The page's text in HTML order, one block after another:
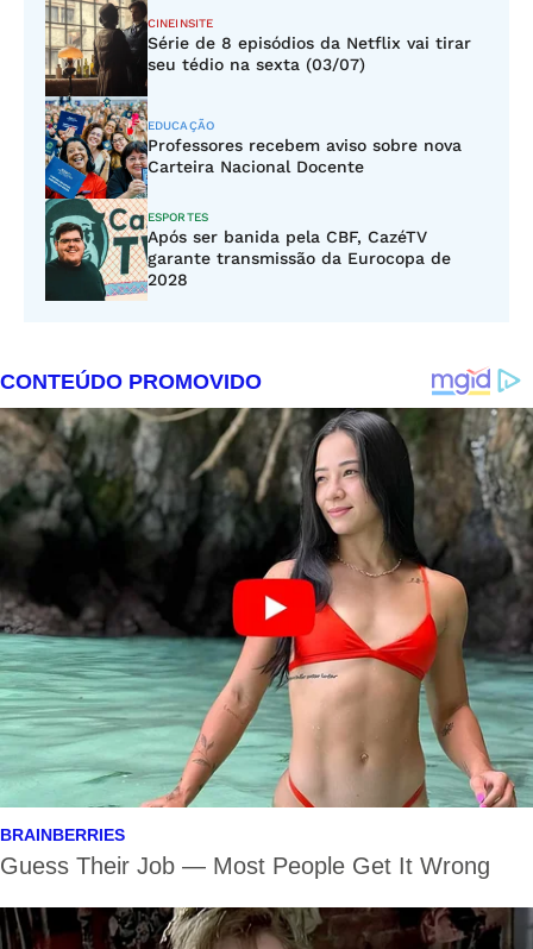
CINEINSITE
Série de 8 episódios da Netflix vai tirar
seu tédio na sexta (03/07)
EDUCAÇÃO
Professores recebem aviso sobre nova
Carteira Nacional Docente
ESPORTES
Após ser banida pela CBF, CazéTV
garante transmissão da Eurocopa de
2028